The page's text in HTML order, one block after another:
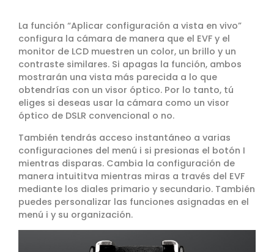
La función “Aplicar configuración a vista en vivo”
configura la cámara de manera que el EVF y el
monitor de LCD muestren un color, un brillo y un
contraste similares. Si apagas la función, ambos
mostrarán una vista más parecida a lo que
obtendrías con un visor óptico. Por lo tanto, tú
eliges si deseas usar la cámara como un visor
óptico de DSLR convencional o no.
También tendrás acceso instantáneo a varias
configuraciones del menú i si presionas el botón I
mientras disparas. Cambia la configuración de
manera intuititva mientras miras a través del EVF
mediante los diales primario y secundario. También
puedes personalizar las funciones asignadas en el
menú i y su organización.